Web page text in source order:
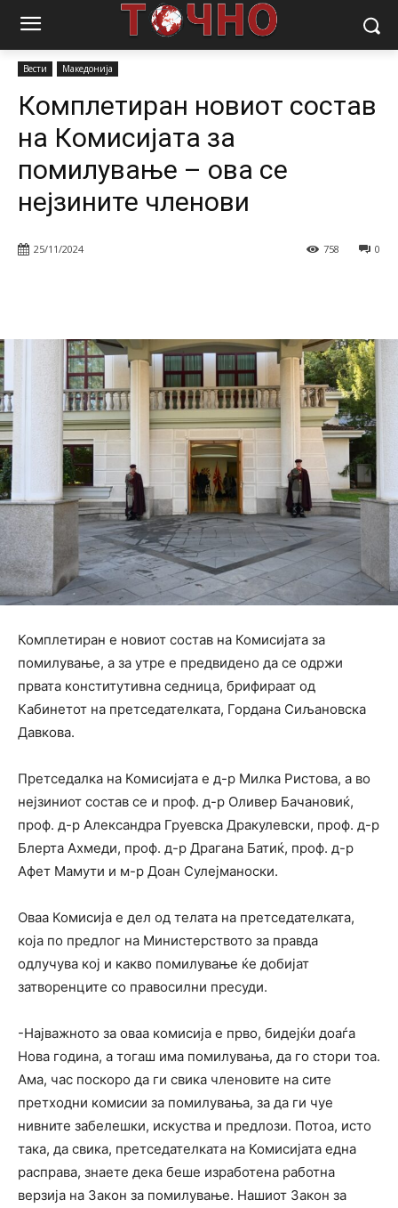
Почетна
Комплетиран новиот состав на Комисијата за
Вести Македонија
Комплетиран новиот состав
на Комисијата за
помилување – ова се
нејзините членови
25/11/2024 0
758
Комплетиран е новиот состав на Комисијата за
помилување, а за утре е предвидено да се одржи
првата конститутивна седница, брифираат од
Кабинетот на претседателката, Гордана Сиљановска
Давкова.
Претседалка на Комисијата е д-р Милка Ристова, а во
нејзиниот состав се и проф. д-р Оливер Бачановиќ,
проф. д-р Александра Груевска Дракулевски, проф. д-р
Блерта Ахмеди, проф. д-р Драгана Батиќ, проф. д-р
Афет Мамути и м-р Доан Сулејманоски.
Оваа Комисија е дел од телата на претседателката,
која по предлог на Министерството за правда
одлучува кој и какво помилување ќе добијат
затворенците со правосилни пресуди.
-Најважното за оваа комисија е прво, бидејќи доаѓа
Нова година, а тогаш има помилувања, да го стори тоа.
Ама, час поскоро да ги свика членовите на сите
претходни комисии за помилувања, за да ги чуе
нивните забелешки, искуства и предлози. Потоа, исто
така, да свика, претседателката на Комисијата една
расправа, знаете дека беше изработена работна
верзија на Закон за помилување. Нашиот Закон за